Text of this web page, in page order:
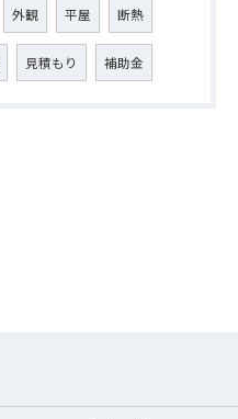
外観 平屋 断熱
見積もり 補助金